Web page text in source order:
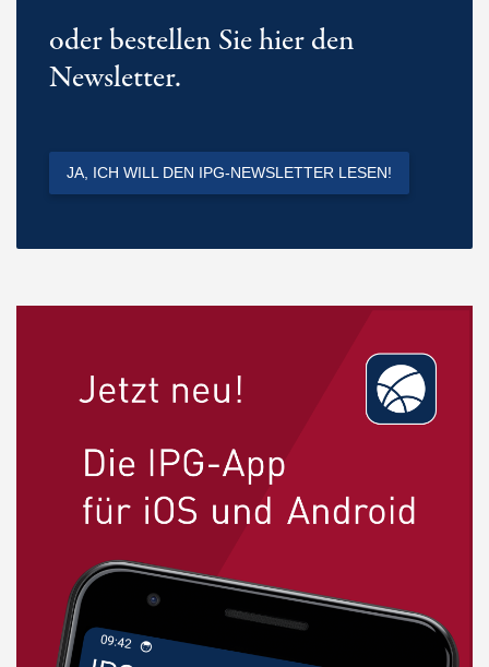
oder bestellen Sie hier den
Newsletter.
JA, ICH WILL DEN IPG-NEWSLETTER LESEN!